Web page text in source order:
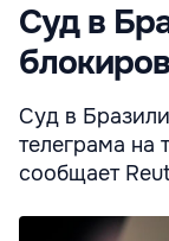
Суд в
Суд в
телеграма на
сообщает